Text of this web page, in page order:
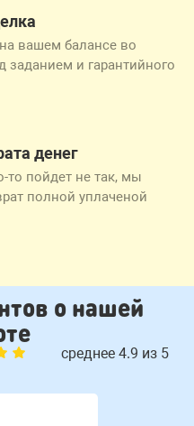
вашем балансе во
заданием и гарантийного
денег
то пойдет не так, мы
полной уплаченой
о нашей
среднее 4.9 из 5